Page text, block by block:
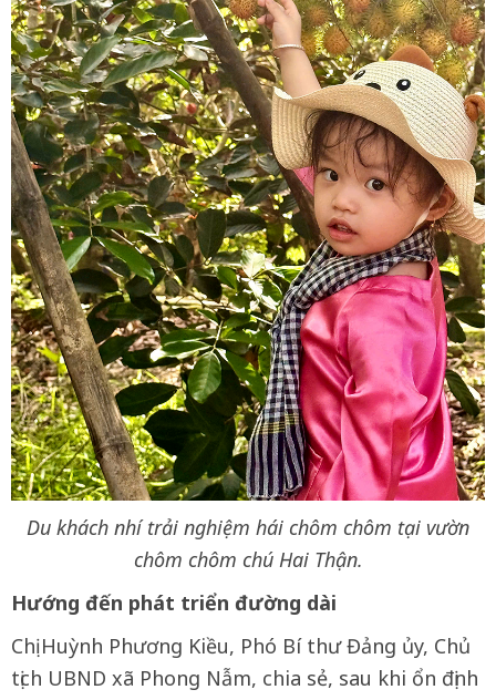
Du khách nhí trải nghiệm hái chôm chôm tại vườn
chôm chôm chú Hai Thận.
Hướng đến phát triển đường dài
Chị Huỳnh Phương Kiều, Phó Bí thư Đảng ủy, Chủ
tịch UBND xã Phong Nẫm, chia sẻ, sau khi ổn định